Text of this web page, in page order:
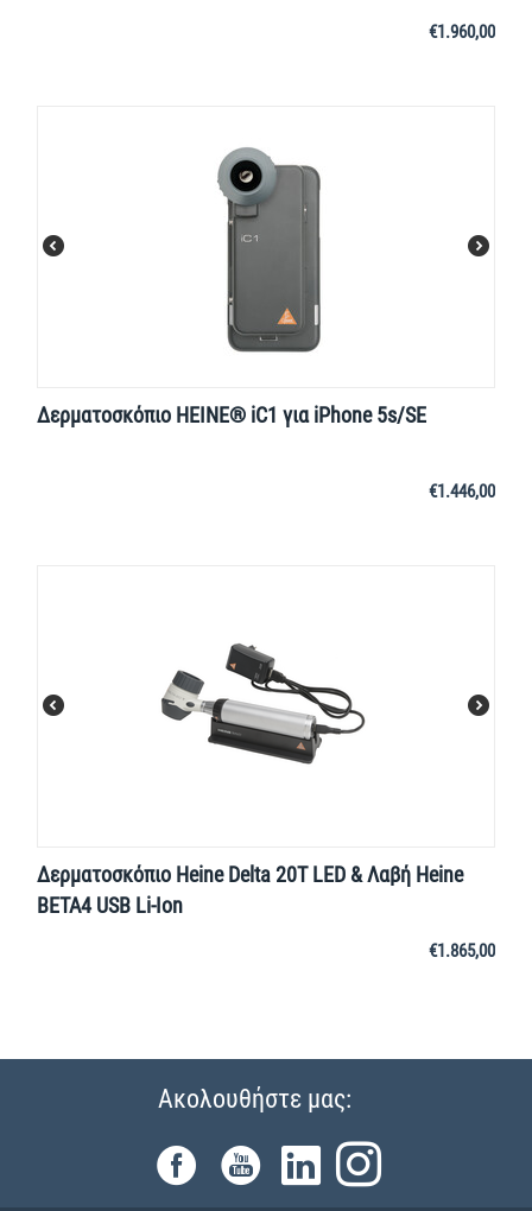
€1.960,00
Δερματοσκόπιο HEINE® iC1 για iPhone 5s/SE
€1.446,00
Δερματοσκόπιο Heine Delta 20Τ LED & Λαβή Heine
BETA4 USB Li-Ion
€1.865,00
Ακολουθήστε μας: